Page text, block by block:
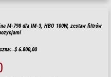
M-798 dla IM-3, HBO 100W, zestaw filtrów
$ 6.800,00